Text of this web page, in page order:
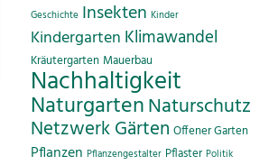
Geschichte Insekten Kinder
Kindergarten Klimawandel
Kräutergarten Mauerbau
Nachhaltigkeit
NaturgartenNaturschutz
Netzwerk Gärten Offener Garten
Pflanzen Pflanzengestalter Pflaster Politik